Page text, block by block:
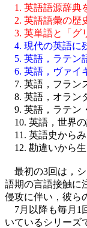
1. 英語語源辞典
2. 英語語彙の歴
3. 英単語と「グ
4. 現代の英語に
5. 英語，ラテン
6. 英語，ヴァイ
7. 英語，フラン
8. 英語，オラン
9. 英語，ラテン
10. 英語，世界の
11. 英語史からみ
12. 勘違いから生
最初の3回は，シ
語期の言語接触に
侵攻に伴い，彼ら
7月以降も毎月1
いているシリーズ